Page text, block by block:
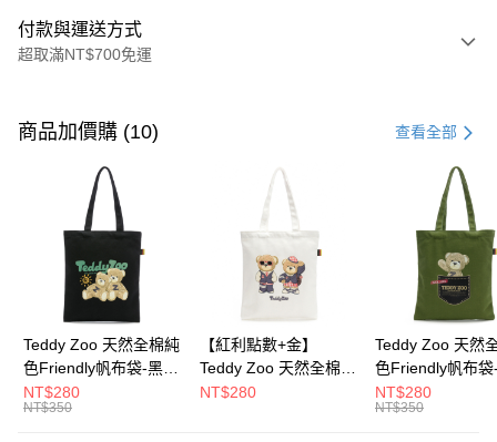
付款與運送方式
超取滿NT$700免運
信用卡一次付款
超商取貨付款
Apple Pay
街口支付
大哥付你分期
相關說明
商品加價購 (10) 查看全部
Teddy Zoo 天然全棉純
色Friendly帆布袋-黑色
(TZB107)
NT$280
NT$350
【紅利點數+金】
Teddy Zoo 天然全棉純
色Friendly帆布袋-白色
NT$280
Teddy Zoo 天然
色Friendly帆布袋
色(TZB107)
NT$280
NT$350